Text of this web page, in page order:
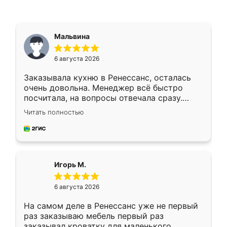
Мальвина
6 августа 2026
Заказывала кухню в Ренессанс, осталась
очень довольна. Менеджер всё быстро
посчитала, на вопросы отвечала сразу.
Замерщик приехал в субботу, подошёл к
делу со всей ответственностью. Собрали
за день, ребята работали аккуратно, даже
Читать полностью
Игорь М.
6 августа 2026
На самом деле в Ренессанс уже не первый
раз заказываю мебель первый раз